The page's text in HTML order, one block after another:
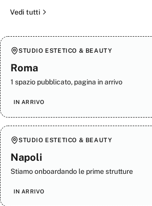
Vedi tutti
STUDIO ESTETICO & BEAUTY
Roma
1 spazio pubblicato, pagina in arrivo
IN ARRIVO
STUDIO ESTETICO & BEAUTY
Napoli
Stiamo onboardando le prime strutture
IN ARRIVO